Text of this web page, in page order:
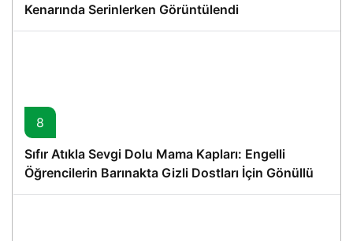
Kenarında Serinlerken Görüntülendi
8
Sıfır Atıkla Sevgi Dolu Mama Kapları: Engelli
Öğrencilerin Barınakta Gizli Dostları İçin Gönüllü
Proje